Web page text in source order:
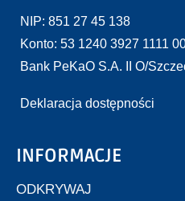
NIP: 851 27 45 138
Konto: 53 1240 3927 1111
Bank PeKaO S.A. II O/
Deklaracja dostępności
INFORMACJE
ODKRYWAJ